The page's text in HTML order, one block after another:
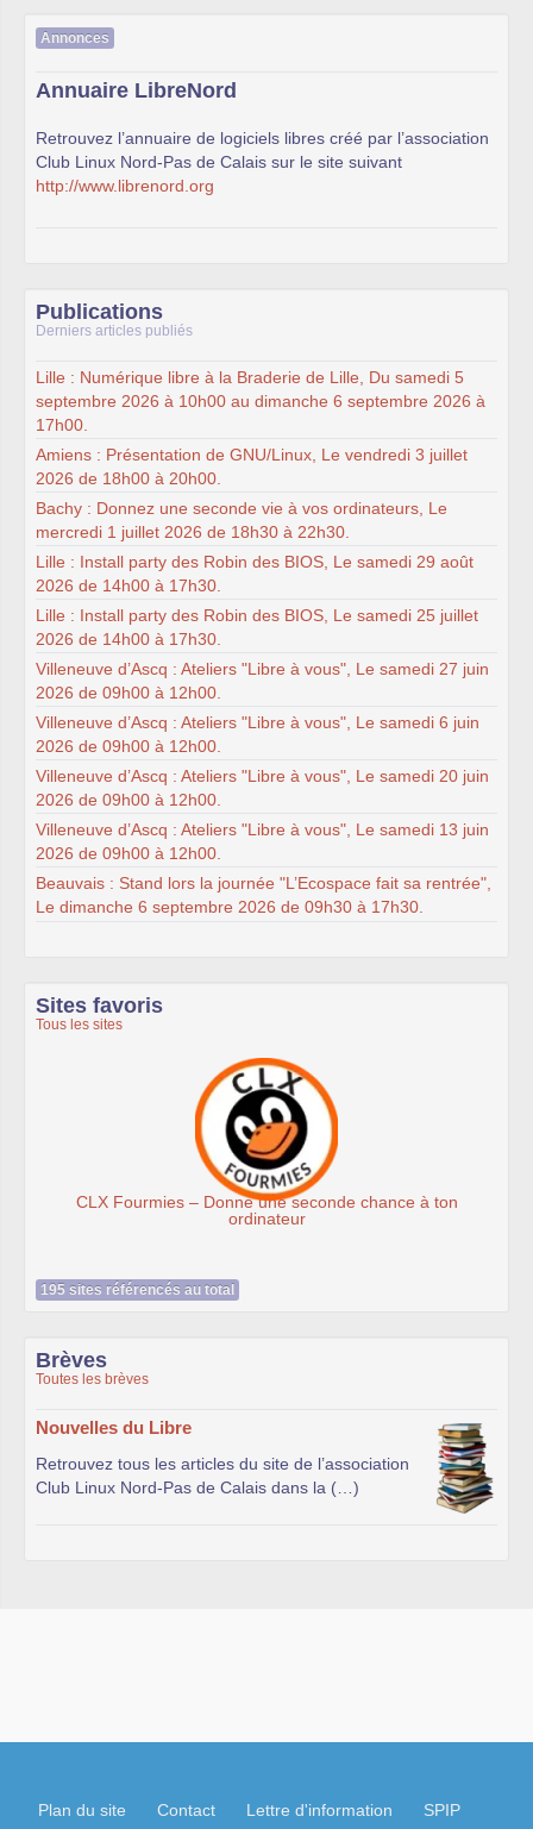
Annonces
Annuaire LibreNord
Retrouvez l’annuaire de logiciels libres créé par l’association
Club Linux Nord-Pas de Calais sur le site suivant
http://www.librenord.org
Publications
Derniers articles publiés
Lille : Numérique libre à la Braderie de Lille, Du samedi 5
septembre 2026 à 10h00 au dimanche 6 septembre 2026 à
17h00.
Amiens : Présentation de GNU/Linux, Le vendredi 3 juillet
2026 de 18h00 à 20h00.
Bachy : Donnez une seconde vie à vos ordinateurs, Le
mercredi 1 juillet 2026 de 18h30 à 22h30.
Lille : Install party des Robin des BIOS, Le samedi 29 août
2026 de 14h00 à 17h30.
Lille : Install party des Robin des BIOS, Le samedi 25 juillet
2026 de 14h00 à 17h30.
Villeneuve d’Ascq : Ateliers "Libre à vous", Le samedi 27 juin
2026 de 09h00 à 12h00.
Villeneuve d’Ascq : Ateliers "Libre à vous", Le samedi 6 juin
2026 de 09h00 à 12h00.
Villeneuve d’Ascq : Ateliers "Libre à vous", Le samedi 20 juin
2026 de 09h00 à 12h00.
Villeneuve d’Ascq : Ateliers "Libre à vous", Le samedi 13 juin
2026 de 09h00 à 12h00.
Beauvais : Stand lors la journée "L’Ecospace fait sa rentrée",
Le dimanche 6 septembre 2026 de 09h30 à 17h30.
Sites favoris
Tous les sites
– Donne une seconde chance à ton
195 sites référencés au total
Brèves
Toutes les brèves
Nouvelles du Libre
Retrouvez tous les articles du site de l’association
Club Linux Nord-Pas de Calais dans la (…)
Plan du site Contact Lettre d'information SPIP